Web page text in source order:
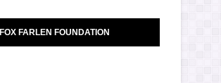
FOX FARLEN FOUNDATION